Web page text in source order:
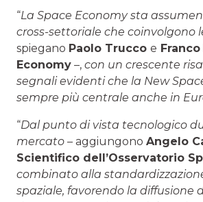
“La Space Economy sta
cross-settoriale che coinvolgono
spiegano Paolo Trucco e
Economy –, con un crescente
segnali evidenti che la New
sempre più centrale anche in
“Dal punto di vista tecnologico
mercato – aggiungono Angelo
Scientifico dell’Osservatorio
combinato alla
spaziale, favorendo la diffusione